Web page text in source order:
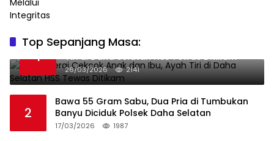
Top Sepanjang Masa:
1
Niat Melerai Cekcok Anak dan Ibu, Ayah
Tiri di Daha Selatan HSS Tewas Ditikam
26/03/2026 2141
2
Bawa 55 Gram Sabu, Dua Pria di Tumbukan
Banyu Diciduk Polsek Daha Selatan
17/03/2026 1987